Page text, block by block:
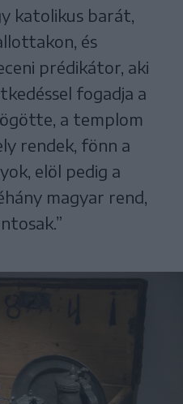
katolikus barát,
és
prédikátor, aki
fogadja a
a templom
rendek, fönn a
elöl pedig a
magyar rend,